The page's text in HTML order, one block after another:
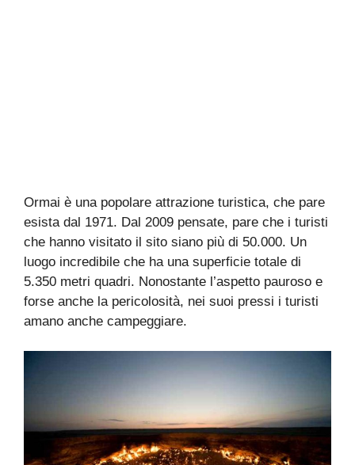
Ormai è una popolare attrazione turistica, che pare
esista dal 1971. Dal 2009 pensate, pare che i turisti
che hanno visitato il sito siano più di 50.000. Un
luogo incredibile che ha una superficie totale di
5.350 metri quadri. Nonostante l’aspetto pauroso e
forse anche la pericolosità, nei suoi pressi i turisti
amano anche campeggiare.